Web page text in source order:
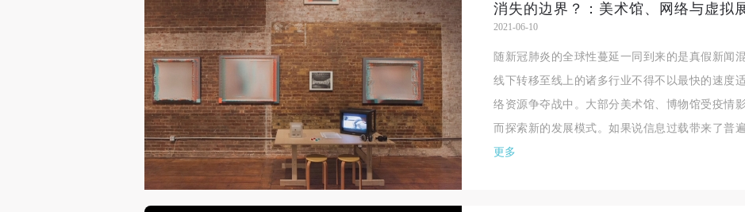
消失的边界？：美术馆、网络与虚拟
2021-06-10
随新冠肺炎的全球性蔓延一同到来的是真假新闻
线下转移至线上的诸多行业不得不以最快的速度
络资源争夺战中。大部分美术馆、博物馆受疫情
而探索新的发展模式。如果说信息过载带来了普
更多